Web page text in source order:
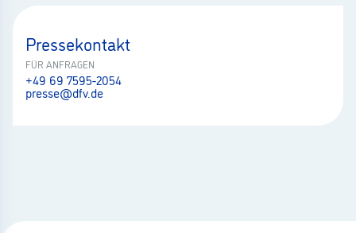
Pressekontakt
FÜR ANFRAGEN
+49 69 7595-2054
presse@dfv.de